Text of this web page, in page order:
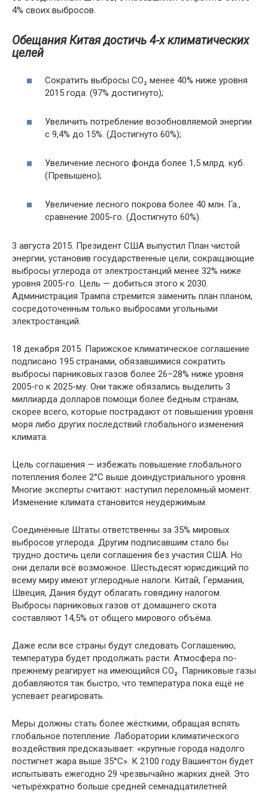
4% своих выбросов.
Обещания Китая достичь 4-х климатических
целей
Сократить выбросы CO₂ менее 40% ниже уровня
2015 года. (97% достигнуто);
Увеличить потребление возобновляемой энергии
с 9,4% до 15%. (Достигнуто 60%);
Увеличение лесного фонда более 1,5 млрд. куб.
(Превышено);
Увеличение лесного покрова более 40 млн. Га.,
сравнение 2005-го. (Достигнуто 60%).
3 августа 2015. Президент США выпустил План чистой
энергии, установив государственные цели, сокращающие
выбросы углерода от электростанций менее 32% ниже
уровня 2005-го. Цель — добиться этого к 2030.
Администрация Трампа стремится заменить план планом,
сосредоточенным только выбросами угольными
электростанций.
18 декабря 2015. Парижское климатическое соглашение
подписано 195 странами, обязавшимися сократить
выбросы парниковых газов более 26–28% ниже уровня
2005-го к 2025-му. Они также обязались выделить 3
миллиарда долларов помощи более бедным странам,
скорее всего, которые пострадают от повышения уровня
моря либо других последствий глобального изменения
климата.
Цель соглашения — избежать повышение глобального
потепления более 2°C выше доиндустриального уровня.
Многие эксперты считают: наступил переломный момент.
Изменение климата становится неудержимым.
Соединённые Штаты ответственны за 35% мировых
выбросов углерода. Другим подписавшим стало бы
трудно достичь цели соглашения без участия США. Но
они делали всё возможное. Шестьдесят юрисдикций по
всему миру имеют углеродные налоги. Китай, Германия,
Швеция, Дания будут облагать говядину налогом.
Выбросы парниковых газов от домашнего скота
составляют 14,5% от общего мирового объёма.
Даже если все страны будут следовать Соглашению,
температура будет продолжать расти. Атмосфера по-
прежнему реагирует на имеющийся CO₂. Парниковые газы
добавляются так быстро, что температура пока ещё не
успевает реагировать.
Меры должны стать более жёсткими, обращая вспять
глобальное потепление. Лаборатории климатического
воздействия предсказывает: «крупные города надолго
постигнет жара выше 35°C». К 2100 году Вашингтон будет
испытывать ежегодно 29 чрезвычайно жарких дней. Это
четырёхкратно больше средней семнадцатилетней